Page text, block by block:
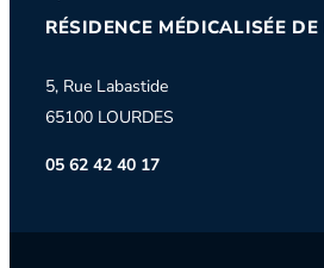
RÉSIDENCE MÉDICALISÉE
5, Rue Labastide
65100 LOURDES
05 62 42 40 17